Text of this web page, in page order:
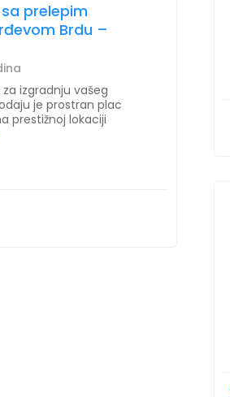
prelepim
Brdu –
izgradnju vašeg
je prostran plac
prestižnoj lokaciji